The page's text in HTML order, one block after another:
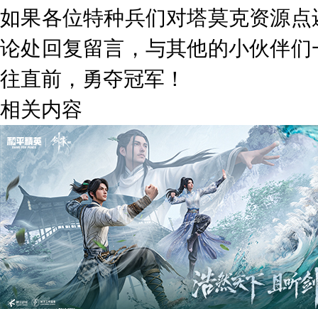
如果各位特种兵们对塔莫克资源
论处回复留言，与其他的小伙伴
往直前，勇夺冠军！
相关内容